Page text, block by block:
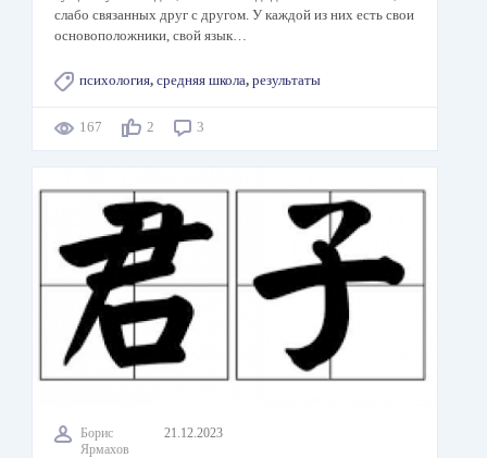
слабо связанных друг с другом. У каждой из них есть свои
основоположники, свой язык…
психология, средняя школа, результаты
167 2 3
Борис
Ярмахов
21.12.2023